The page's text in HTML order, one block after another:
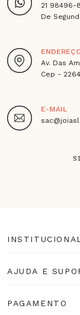
21 98496-
De
Av. Das
Cep -
E-MAIL
INSTITUCIONAL
AJUDA E
PAGAMENTO